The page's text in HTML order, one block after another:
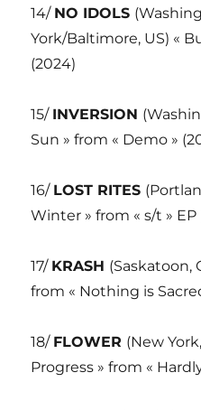
14/ NO IDOLS
York/Baltimore, US) «
(2024)
15/ INVERSION
Sun » from « Demo »
16/ LOST RITES
Winter » from « s/t » EP
17/ KRASH (Saskatoon,
from « Nothing is
18/ FLOWER (New
Progress » from «